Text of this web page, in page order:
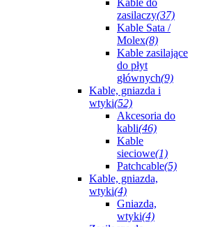
Kable do
zasilaczy(37)
Kable Sata /
Molex(8)
Kable zasilające
do płyt
głównych(9)
Kable, gniazda i
wtyki(52)
Akcesoria do
kabli(46)
Kable
sieciowe(1)
Patchcable(5)
Kable, gniazda,
wtyki(4)
Gniazda,
wtyki(4)